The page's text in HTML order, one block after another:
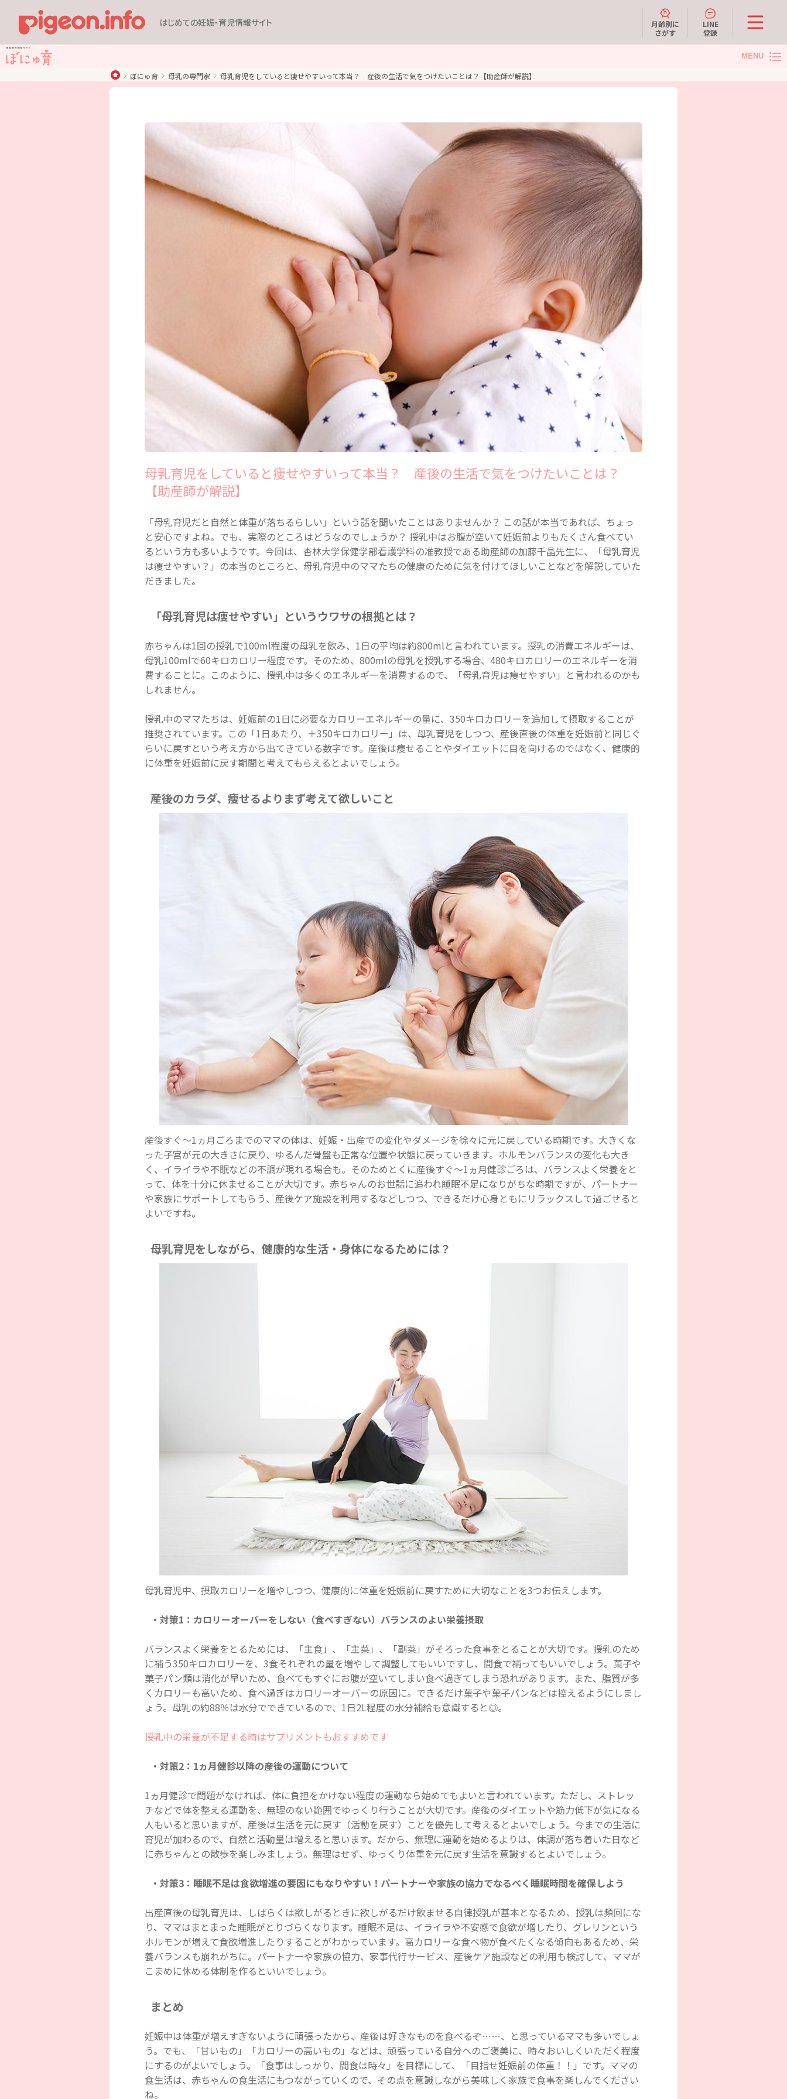
はじめての妊娠・育児情報サイト
月齢別に
さがす
LINE
登録
MENU
ぼにゅ育 母乳の専門家 母乳育児をしていると痩せやすいって本当？ 産後の生活で気をつけたいことは？【助産師が解説】
母乳育児をしていると痩せやすいって本当？ 産後の生活で気をつけたいことは？
【助産師が解説】
「母乳育児だと自然と体重が落ちるらしい」という話を聞いたことはありませんか？ この話が本当であれば、ちょっ
と安心ですよね。でも、実際のところはどうなのでしょうか？ 授乳中はお腹が空いて妊娠前よりもたくさん食べてい
るという方も多いようです。今回は、杏林大学保健学部看護学科の准教授である助産師の加藤千晶先生に、「母乳育児
は痩せやすい？」の本当のところと、母乳育児中のママたちの健康のために気を付けてほしいことなどを解説していた
だきました。
「母乳育児は痩せやすい」というウワサの根拠とは？
赤ちゃんは1回の授乳で100ml程度の母乳を飲み、1日の平均は約800mlと言われています。授乳の消費エネルギーは、
母乳100mlで60キロカロリー程度です。そのため、800mlの母乳を授乳する場合、480キロカロリーのエネルギーを消
費することに。このように、授乳中は多くのエネルギーを消費するので、「母乳育児は痩せやすい」と言われるのかも
しれません。
授乳中のママたちは、妊娠前の1日に必要なカロリーエネルギーの量に、350キロカロリーを追加して摂取することが
推奨されています。この「1日あたり、＋350キロカロリー」は、母乳育児をしつつ、産後直後の体重を妊娠前と同じぐ
らいに戻すという考え方から出てきている数字です。産後は痩せることやダイエットに目を向けるのではなく、健康的
に体重を妊娠前に戻す期間と考えてもらえるとよいでしょう。
産後のカラダ、痩せるよりまず考えて欲しいこと
産後すぐ～1ヵ月ごろまでのママの体は、妊娠・出産での変化やダメージを徐々に元に戻している時期です。大きくな
った子宮が元の大きさに戻り、ゆるんだ骨盤も正常な位置や状態に戻っていきます。ホルモンバランスの変化も大き
く、イライラや不眠などの不調が現れる場合も。そのためとくに産後すぐ～1ヵ月健診ごろは、バランスよく栄養をと
って、体を十分に休ませることが大切です。赤ちゃんのお世話に追われ睡眠不足になりがちな時期ですが、パートナー
や家族にサポートしてもらう、産後ケア施設を利用するなどしつつ、できるだけ心身ともにリラックスして過ごせると
よいですね。
母乳育児をしながら、健康的な生活・身体になるためには？
母乳育児中、摂取カロリーを増やしつつ、健康的に体重を妊娠前に戻すために大切なことを3つお伝えします。
・対策1：カロリーオーバーをしない（食べすぎない）バランスのよい栄養摂取
バランスよく栄養をとるためには、「主食」、「主菜」、「副菜」がそろった食事をとることが大切です。授乳のため
に補う350キロカロリーを、3食それぞれの量を増やして調整してもいいですし、間食で補ってもいいでしょう。菓子や
菓子パン類は消化が早いため、食べてもすぐにお腹が空いてしまい食べ過ぎてしまう恐れがあります。また、脂質が多
くカロリーも高いため、食べ過ぎはカロリーオーバーの原因に。できるだけ菓子や菓子パンなどは控えるようにしまし
ょう。母乳の約88％は水分でできているので、1日2L程度の水分補給も意識すると◎。
授乳中の栄養が不足する時はサプリメントもおすすめです
・対策2：1ヵ月健診以降の産後の運動について
1ヵ月健診で問題がなければ、体に負担をかけない程度の運動なら始めてもよいと言われています。ただし、ストレッ
チなどで体を整える運動を、無理のない範囲でゆっくり行うことが大切です。産後のダイエットや筋力低下が気になる
人もいると思いますが、産後は生活を元に戻す（活動を戻す）ことを優先して考えるとよいでしょう。今までの生活に
育児が加わるので、自然と活動量は増えると思います。だから、無理に運動を始めるよりは、体調が落ち着いた日など
に赤ちゃんとの散歩を楽しみましょう。無理はせず、ゆっくり体重を元に戻す生活を意識するとよいでしょう。
・対策3：睡眠不足は食欲増進の要因にもなりやすい！パートナーや家族の協力でなるべく睡眠時間を確保しよう
出産直後の母乳育児は、しばらくは欲しがるときに欲しがるだけ飲ませる自律授乳が基本となるため、授乳は頻回にな
り、ママはまとまった睡眠がとりづらくなります。睡眠不足は、イライラや不安感で食欲が増したり、グレリンという
ホルモンが増えて食欲増進したりすることがわかっています。高カロリーな食べ物が食べたくなる傾向もあるため、栄
養バランスも崩れがちに。パートナーや家族の協力、家事代行サービス、産後ケア施設などの利用も検討して、ママが
こまめに休める体制を作るといいでしょう。
まとめ
妊娠中は体重が増えすぎないように頑張ったから、産後は好きなものを食べるぞ……、と思っているママも多いでしょ
う。でも、「甘いもの」「カロリーの高いもの」などは、頑張っている自分へのご褒美に、時々おいしくいただく程度
にするのがよいでしょう。「食事はしっかり、間食は時々」を目標にして、「目指せ妊娠前の体重！！」です。ママの
食生活は、赤ちゃんの食生活にもつながっていくので、その点を意識しながら美味しく家族で食事を楽しんでください
ね。